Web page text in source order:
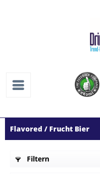
Flavored / Frucht Bier
Filtern